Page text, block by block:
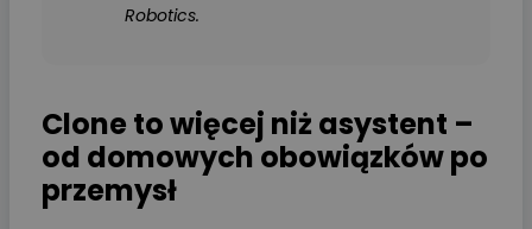
Robotics.
Clone to więcej niż asystent –
od domowych obowiązków po
przemysł